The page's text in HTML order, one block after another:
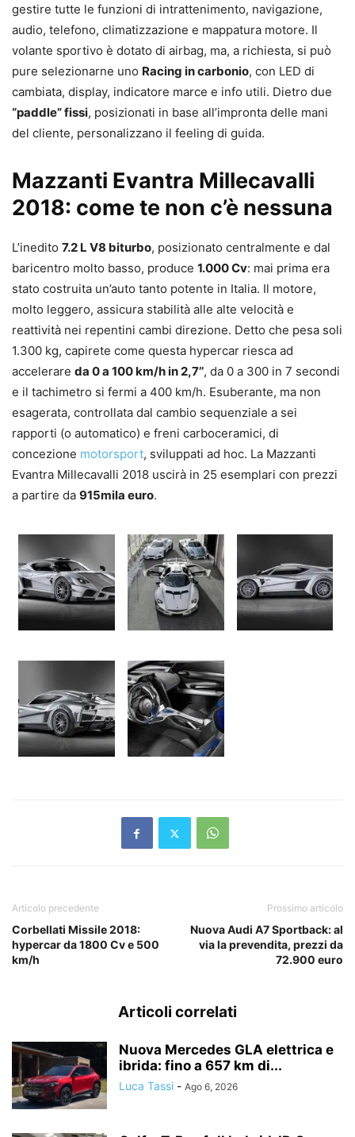
gestire tutte le funzioni di intrattenimento, navigazione,
audio, telefono, climatizzazione e mappatura motore. Il
volante sportivo è dotato di airbag, ma, a richiesta, si può
pure selezionarne uno Racing in carbonio, con LED di
cambiata, display, indicatore marce e info utili. Dietro due
“paddle” fissi, posizionati in base all’impronta delle mani
del cliente, personalizzano il feeling di guida.
Mazzanti Evantra Millecavalli
2018: come te non c’è nessuna
L’inedito 7.2 L V8 biturbo, posizionato centralmente e dal
baricentro molto basso, produce 1.000 Cv: mai prima era
stato costruita un’auto tanto potente in Italia. Il motore,
molto leggero, assicura stabilità alle alte velocità e
reattività nei repentini cambi direzione. Detto che pesa soli
1.300 kg, capirete come questa hypercar riesca ad
accelerare da 0 a 100 km/h in 2,7’’, da 0 a 300 in 7 secondi
e il tachimetro si fermi a 400 km/h. Esuberante, ma non
esagerata, controllata dal cambio sequenziale a sei
rapporti (o automatico) e freni carboceramici, di
concezione motorsport, sviluppati ad hoc. La Mazzanti
Evantra Millecavalli 2018 uscirà in 25 esemplari con prezzi
a partire da 915mila euro.
Articolo precedente
Corbellati Missile 2018:
hypercar da 1800 Cv e 500
km/h
Prossimo articolo
Nuova Audi A7 Sportback: al
via la prevendita, prezzi da
72.900 euro
Articoli correlati
Nuova Mercedes GLA elettrica e
ibrida: fino a 657 km di...
Luca Tassi - Ago 6, 2026